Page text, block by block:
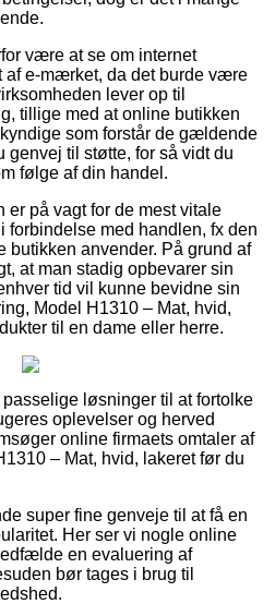
være at se om internet
af e-mærket, da det burde være
lever op til
tillige med at online butikken
som forstår de gældende
genvej til støtte, for så vidt du
følge af din handel.
er på vagt for de mest vitale
med handlen, fx den
butikken anvender. På grund af
at man stadig opbevarer sin
tid vil kunne bevidne sin
Model H1310 – Mat, hvid,
til en dame eller herre.
løsninger til at fortolke
oplevelser og herved
online firmaets omtaler af
– Mat, hvid, lakeret før du
super fine genveje til at få en
Her ser vi nogle online
en evaluering af
bør tages i brug til